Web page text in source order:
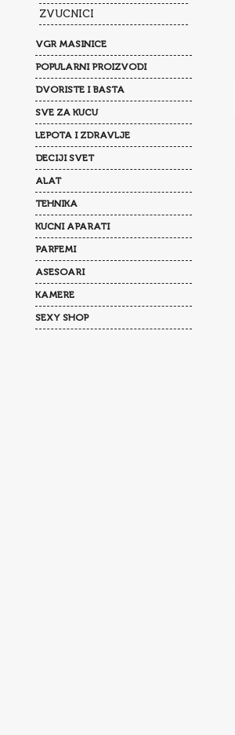
ZVUCNICI
VGR MASINICE
POPULARNI PROIZVODI
DVORISTE I BASTA
SVE ZA KUCU
LEPOTA I ZDRAVLJE
DECIJI SVET
ALAT
TEHNIKA
KUCNI APARATI
PARFEMI
ASESOARI
KAMERE
SEXY SHOP